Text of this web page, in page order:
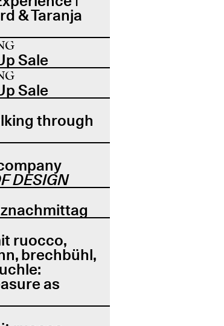
& Taranja
Sale
Sale
through
DESIGN
ruocco,
brechbühl,
as